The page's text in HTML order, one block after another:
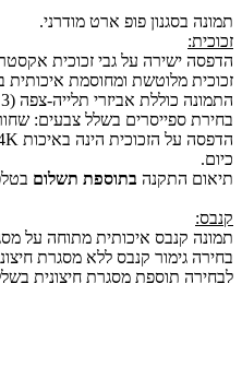
תמונה בסגנון פופ ארט מודרני.
זכוכית:
הדפסה ישירה על גבי זכוכית
זכוכית מלוטשת ומחוסמת איכותית
התמונה כוללת אביזרי תלייה-צפה (3 ס'מ מהקיר) באמצעות ספייסרים.
בחירת ספייסרים בשלל צבעים:
כיום.
תיאום התקנה בתוספת תשלום בטלפון>
קנבס:
תמונה קנבס איכותית מתוחה על
בחירה גימור קנבס ללא מסגרת
לבחירה תוספת מסגרת חיצונית